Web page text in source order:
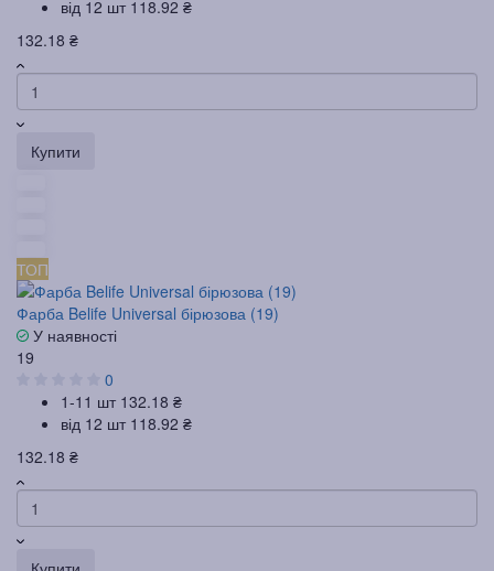
від 12 шт 118.92 ₴
132.18 ₴
Купити
ТОП
Фарба Belife Universal бірюзова (19)
У наявності
19
0
1-11 шт 132.18 ₴
від 12 шт 118.92 ₴
132.18 ₴